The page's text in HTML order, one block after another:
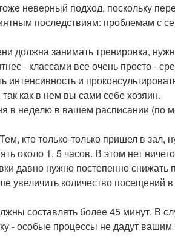
неверный подход, поскольку
последствиям: проблемам с
должна занимать тренировка,
- классами все очень просто -
интенсивность и
как в нем вы сами себе хозяин.
в неделю в вашем расписании (по
кто только-только пришел в
около 1, 5 часов. В этом нет
давно нужно постепенно снижать
увеличить количество посещений
составлять более 45 минут. В
- особые процессы не дадут